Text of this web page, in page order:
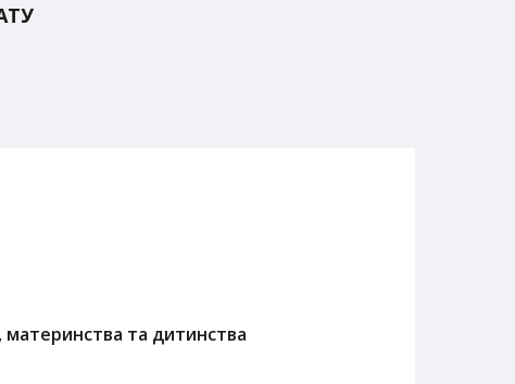
материнства та дитинства